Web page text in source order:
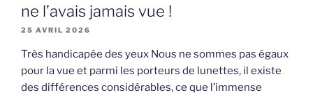
ne l’avais jamais vue !
25 AVRIL 2026
Très handicapée des yeux Nous ne sommes pas égaux
pour la vue et parmi les porteurs de lunettes, il existe
des différences considérables, ce que l’immense